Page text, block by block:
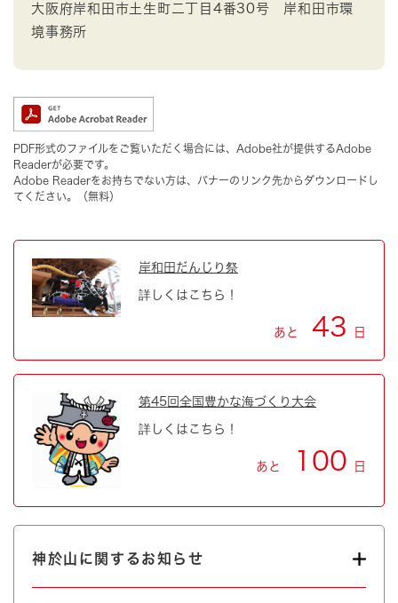
大阪府岸和田市土生町二丁目4番30号 岸和田市環
境事務所
PDF形式のファイルをご覧いただく場合には、Adobe社が提供するAdobe
Readerが必要です。
Adobe Readerをお持ちでない方は、バナーのリンク先からダウンロードし
てください。（無料）
岸和田だんじり祭
詳しくはこちら！
あと 43 日
第45回全国豊かな海づくり大会
詳しくはこちら！
あと 100 日
神於山に関するお知らせ